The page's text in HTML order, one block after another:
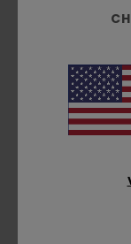
Composition
recyclé, 30%
Livraison &